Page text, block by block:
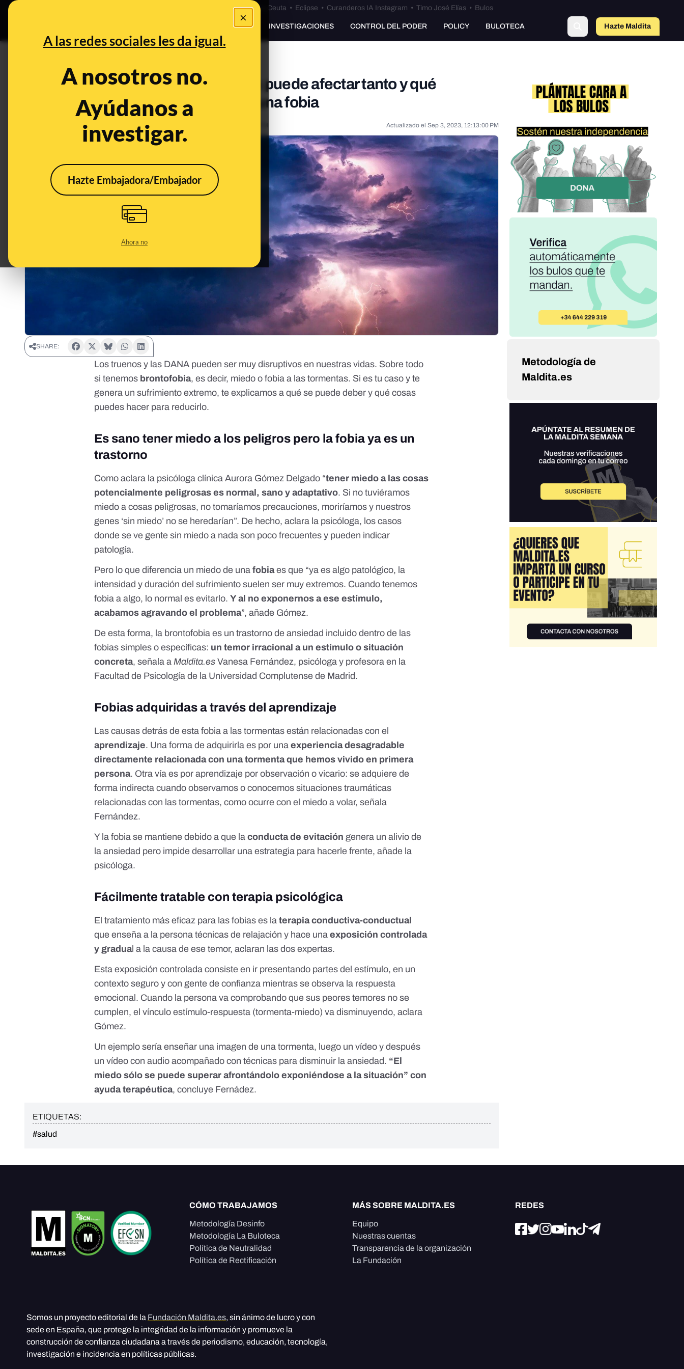
×
A las redes sociales les da igual.
A nosotros no.
Ayúdanos a
investigar.
Hazte Embajadora/Embajador
Ahora no
Especial Ceuta•Bulos Ceuta • Eclipse • Curanderos IA Instagram • Timo José Elías • Bulos
PREBUNKING INVESTIGACIONES CONTROL DEL PODER POLICY BULOTECA Hazte Maldita
Miedo a las tormentas: por qué nos puede afectar tanto y qué
podemos hacer si se convierte en una fobia
Actualizado el Sep 3, 2023, 12:13:00 PM
SHARE:
Los truenos y las DANA pueden ser muy disruptivos en nuestras vidas. Sobre todo
si tenemos brontofobia, es decir, miedo o fobia a las tormentas. Si es tu caso y te
genera un sufrimiento extremo, te explicamos a qué se puede deber y qué cosas
puedes hacer para reducirlo.
Es sano tener miedo a los peligros pero la fobia ya es un
trastorno
Como aclara la psicóloga clínica Aurora Gómez Delgado “tener miedo a las cosas
potencialmente peligrosas es normal, sano y adaptativo. Si no tuviéramos
miedo a cosas peligrosas, no tomaríamos precauciones, moriríamos y nuestros
genes ‘sin miedo’ no se heredarían”. De hecho, aclara la psicóloga, los casos
donde se ve gente sin miedo a nada son poco frecuentes y pueden indicar
patología.
Pero lo que diferencia un miedo de unafobiaes que “ya es algo patológico, la
intensidad y duración del sufrimiento suelen ser muy extremos. Cuando tenemos
fobia a algo, lo normal es evitarlo.Y al no exponernos a ese estímulo,
acabamos agravando el problema”, añade Gómez.
De esta forma, la brontofobia es un trastorno de ansiedad incluido dentro de las
fobias simples o específicas: un temor irracional a un estímulo o situación
concreta, señala aMaldita.es Vanesa Fernández, psicóloga y profesora en la
Facultad de Psicología de la Universidad Complutense de Madrid.
Fobias adquiridas a través del aprendizaje
Las causas detrás de esta fobia a las tormentas están relacionadas con el
aprendizaje. Una forma de adquirirla es por unaexperiencia desagradable
directamente relacionada con una tormenta que hemos vivido en primera
persona. Otra vía es por aprendizaje por observación o vicario: se adquiere de
forma indirecta cuando observamos o conocemos situaciones traumáticas
relacionadas con las tormentas, como ocurre con el miedo a volar, señala
Fernández.
Y la fobia se mantiene debido a que laconducta de evitación genera un alivio de
la ansiedad pero impide desarrollar una estrategia para hacerle frente, añade la
psicóloga.
Fácilmente tratable con terapia psicológica
El tratamiento más eficaz para las fobias es laterapia conductiva-conductual
que enseña a la persona técnicas de relajación y hace una exposición controlada
y gradual a la causa de ese temor, aclaran las dos expertas.
Esta exposición controlada consiste en ir presentando partes del estímulo, en un
contexto seguro y con gente de confianza mientras se observa la respuesta
emocional. Cuando la persona va comprobando que sus peores temores no se
cumplen, el vínculo estímulo-respuesta (tormenta-miedo) va disminuyendo, aclara
Gómez.
Un ejemplo sería enseñar una imagen de una tormenta, luego un vídeo y después
un vídeo con audio acompañado con técnicas para disminuir la ansiedad. “El
miedo sólo se puede superar afrontándolo exponiéndose a la situación” con
ayuda terapéutica, concluye Fernádez.
ETIQUETAS:
#salud
Metodología de
Maldita.es
CÓMO TRABAJAMOS
Metodología Desinfo
Metodología La Buloteca
Política de Neutralidad
Política de Rectificación
MÁS SOBRE MALDITA.ES
Equipo
Nuestras cuentas
Transparencia de la organización
La Fundación
REDES
Somos un proyecto editorial de la Fundación Maldita.es, sin ánimo de lucro y con
sede en España, que protege la integridad de la información y promueve la
construcción de confianza ciudadana a través de periodismo, educación, tecnología,
investigación e incidencia en políticas públicas.